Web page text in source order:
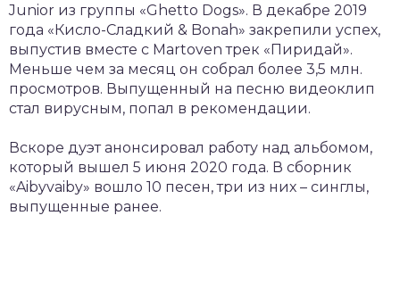
Junior из группы «Ghetto Dogs». В декабре 2019
года «Кисло-Сладкий & Bonah» закрепили успех,
выпустив вместе с Martoven трек «Пиридай».
Меньше чем за месяц он собрал более 3,5 млн.
просмотров. Выпущенный на песню видеоклип
стал вирусным, попал в рекомендации.
Вскоре дуэт анонсировал работу над альбомом,
который вышел 5 июня 2020 года. В сборник
«Aibyvaiby» вошло 10 песен, три из них – синглы,
выпущенные ранее.